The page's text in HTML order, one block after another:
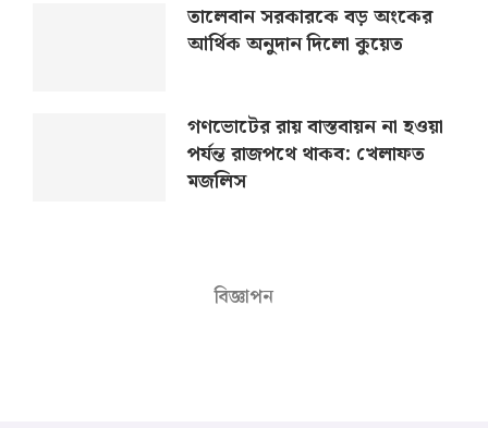
তালেবান সরকারকে বড় অংকের
আর্থিক অনুদান দিলো কুয়েত
গণভোটের রায় বাস্তবায়ন না হওয়া
পর্যন্ত রাজপথে থাকব: খেলাফত
মজলিস
বিজ্ঞাপন